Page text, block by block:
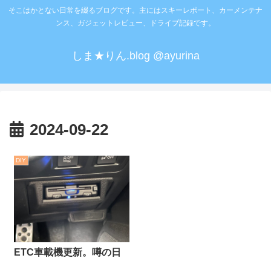
そこはかとない日常を綴るブログです。主にはスキーレポート、カーメンテナ
ンス、ガジェットレビュー、ドライブ記録です。
しま★りん.blog @ayurina
2024-09-22
DIY
ETC車載機更新。噂の日